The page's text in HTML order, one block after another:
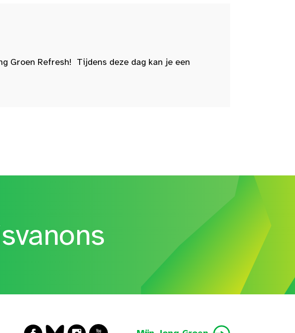
Groen Refresh! Tijdens deze dag kan je een